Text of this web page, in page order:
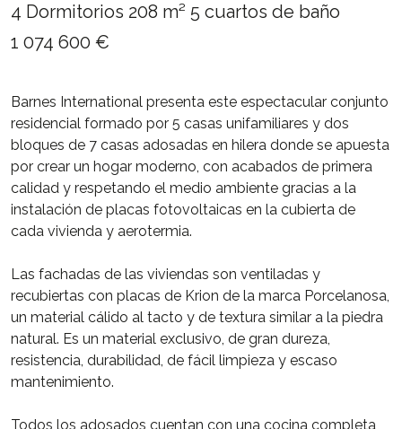
4 Dormitorios 208 m² 5 cuartos de baño
1 074 600 €
Barnes International presenta este espectacular conjunto
residencial formado por 5 casas unifamiliares y dos
bloques de 7 casas adosadas en hilera donde se apuesta
por crear un hogar moderno, con acabados de primera
calidad y respetando el medio ambiente gracias a la
instalación de placas fotovoltaicas en la cubierta de
cada vivienda y aerotermia.
Las fachadas de las viviendas son ventiladas y
recubiertas con placas de Krion de la marca Porcelanosa,
un material cálido al tacto y de textura similar a la piedra
natural. Es un material exclusivo, de gran dureza,
resistencia, durabilidad, de fácil limpieza y escaso
mantenimiento.
Todos los adosados cuentan con una cocina completa